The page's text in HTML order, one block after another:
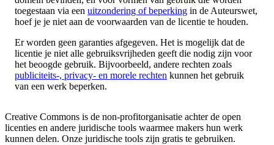
toegestaan via een uitzondering of beperking in de Auteurswet,
hoef je je niet aan de voorwaarden van de licentie te houden.
Er worden geen garanties afgegeven. Het is mogelijk dat de
licentie je niet alle gebruiksvrijheden geeft die nodig zijn voor
het beoogde gebruik. Bijvoorbeeld, andere rechten zoals
publiciteits-, privacy- en morele rechten kunnen het gebruik
van een werk beperken.
Creative Commons is de non-profitorganisatie achter de open
licenties en andere juridische tools waarmee makers hun werk
kunnen delen. Onze juridische tools zijn gratis te gebruiken.